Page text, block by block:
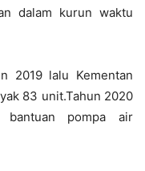
dalam kurun waktu
2019 lalu Kementan
83 unit.Tahun 2020
bantuan pompa air